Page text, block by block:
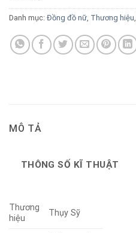
Danh mục: Đồng đồ nữ, Thương hiệu,
MÔ TẢ
THÔNG SỐ KĨ THUẬT
Thương
hiệu
Thụy Sỹ